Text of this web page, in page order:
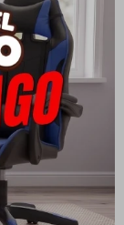
de 5 días para